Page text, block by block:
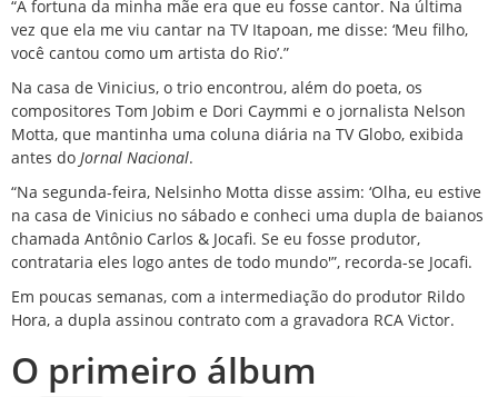
“A fortuna da minha mãe era que eu fosse cantor. Na última
vez que ela me viu cantar na TV Itapoan, me disse: ‘Meu filho,
você cantou como um artista do Rio’.”
Na casa de Vinicius, o trio encontrou, além do poeta, os
compositores Tom Jobim e Dori Caymmi e o jornalista Nelson
Motta, que mantinha uma coluna diária na TV Globo, exibida
antes do Jornal Nacional.
“Na segunda-feira, Nelsinho Motta disse assim: ‘Olha, eu estive
na casa de Vinicius no sábado e conheci uma dupla de baianos
chamada Antônio Carlos & Jocafi. Se eu fosse produtor,
contrataria eles logo antes de todo mundo'”, recorda-se Jocafi.
Em poucas semanas, com a intermediação do produtor Rildo
Hora, a dupla assinou contrato com a gravadora RCA Victor.
O primeiro álbum